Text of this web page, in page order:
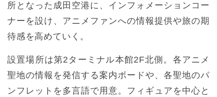
所となった成田空港に、インフォメーションコー
ナーを設け、アニメファンへの情報提供や旅の期
待感を高めていく。
設置場所は第2ターミナル本館2F北側。各アニメ
聖地の情報を発信する案内ボードや、各聖地のパ
ンフレットを多言語で用意。フィギュアを中心と